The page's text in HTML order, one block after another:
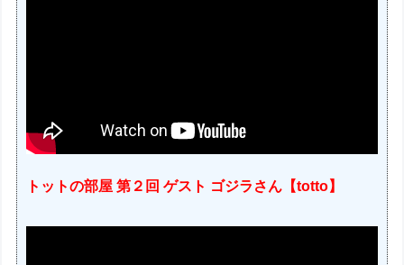
トットの部屋 第２回 ゲスト ゴジラさん【totto】